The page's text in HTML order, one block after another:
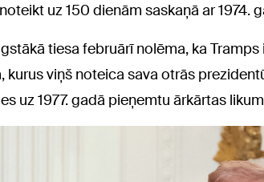
uz 150 dienām saskaņā ar 1974.
tiesa februārī nolēma, ka
kurus viņš noteica sava otrās
uz 1977. gadā pieņemtu ārkārtas